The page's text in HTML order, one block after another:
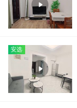
安选